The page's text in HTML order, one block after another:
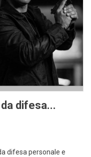
difesa...
difesa personale e